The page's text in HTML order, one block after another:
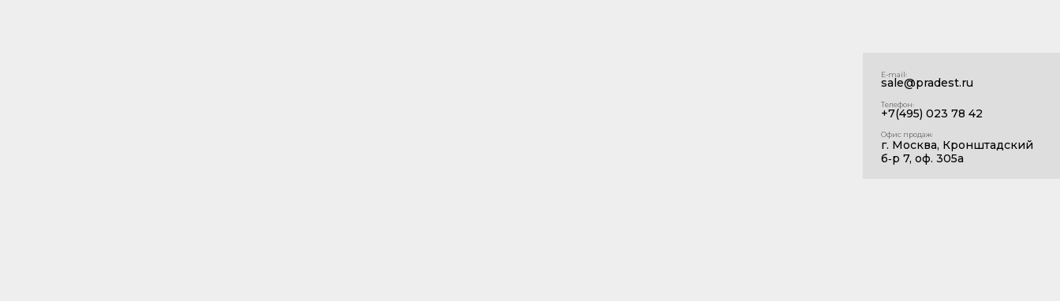
sale@pradest.ru
E‑mail꞉
+7(495) 023 78 42
Телефон꞉
г. Москва, Кронштадский
б‑р 7, оф. 305а
Офис продаж꞉